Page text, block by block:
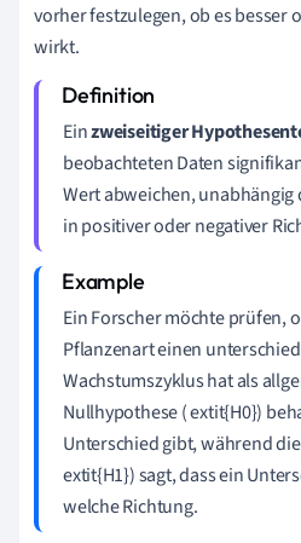
vorher festzulegen, ob es besser
wirkt.
Einzweiseitiger
beobachteten Daten
Wert abweichen,
in positiver oder negativer
Ein Forscher möchte prüfen,
Pflanzenart einen
Wachstumszyklus hat als
Nullhypothese ( extit{H0})
Unterschied gibt, während
extit{H1}) sagt, dass ein
welche Richtung.